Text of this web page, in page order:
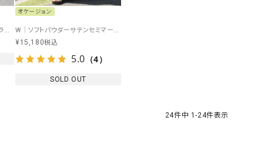
MARGAUX VINTAGE｜カモフラスカート [[MG SK-26012-S]][F]
オケージョン
W｜ソフトパウダーサテンセミマーメイドスカート [[21308]][F]
¥15,180税込
5.0 （4）
SOLD OUT
24件中 1-24件表示